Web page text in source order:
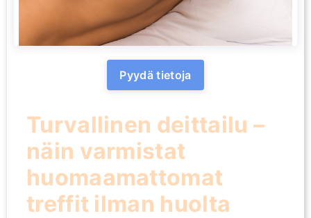
Pyydä tietoja
Turvallinen deittailu –
näin varmistat
huomaamattomat
treffit ilman huolta